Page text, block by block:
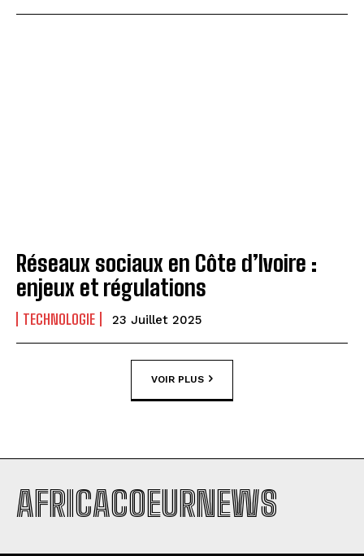
Réseaux sociaux en Côte d’Ivoire :
enjeux et régulations
TECHNOLOGIE 23 Juillet 2025
VOIR PLUS
AFRICACOEURNEWS